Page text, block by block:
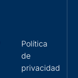
Política
de
privacidad